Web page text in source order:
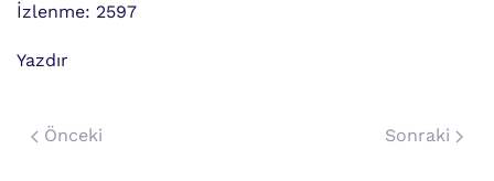
İzlenme: 2597
Yazdır
Önceki Sonraki